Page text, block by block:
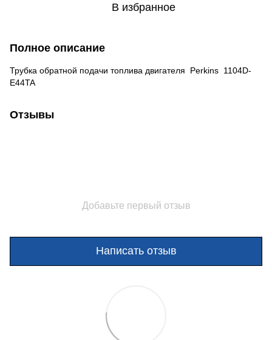
В избранное
Полное описание
Трубка обратной подачи топлива двигателя Perkins 1104D-
E44TA
Отзывы
Добавьте первый отзыв
Написать отзыв